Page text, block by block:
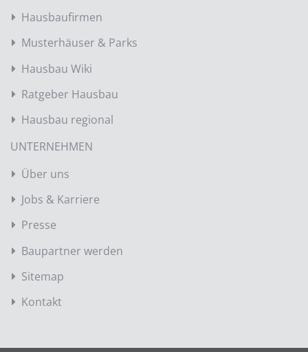
Hausbaufirmen
Musterhäuser & Parks
Hausbau Wiki
Ratgeber Hausbau
Hausbau regional
UNTERNEHMEN
Über uns
Jobs & Karriere
Presse
Baupartner werden
Sitemap
Kontakt